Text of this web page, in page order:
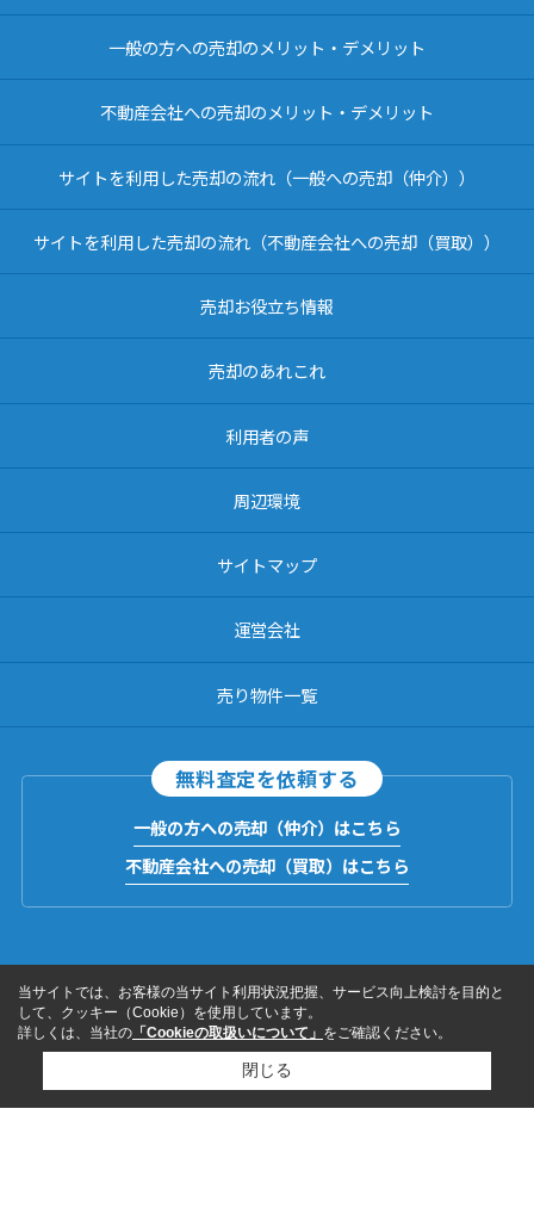
一般の方への売却のメリット・デメリット
不動産会社への売却のメリット・デメリット
サイトを利用した売却の流れ（一般への売却（仲介））
サイトを利用した売却の流れ（不動産会社への売却（買取））
売却お役立ち情報
売却のあれこれ
利用者の声
周辺環境
サイトマップ
運営会社
売り物件一覧
無料査定を依頼する
一般の方への売却（仲介）はこちら
不動産会社への売却（買取）はこちら
当サイトでは、お客様の当サイト利用状況把握、サービス向上検討を目的と
して、クッキー（Cookie）を使用しています。
詳しくは、当社の 「Cookieの取扱いについて」 をご確認ください。
閉じる